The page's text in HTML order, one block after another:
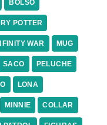
BOLSO
POTTER
WAR MUG
SACO PELUCHE
LONA
MINNIE COLLAR